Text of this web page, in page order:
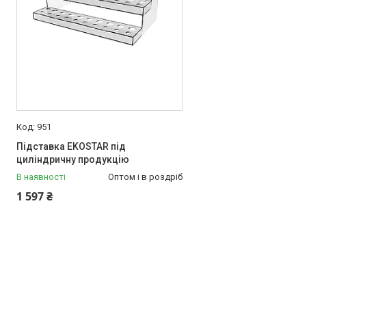
951
Підставка EKOSTAR під
циліндричну продукцію
В наявності Оптом і в роздріб
1 597 ₴